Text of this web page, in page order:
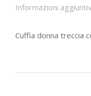
Informazioni
Cuffia donna treccia